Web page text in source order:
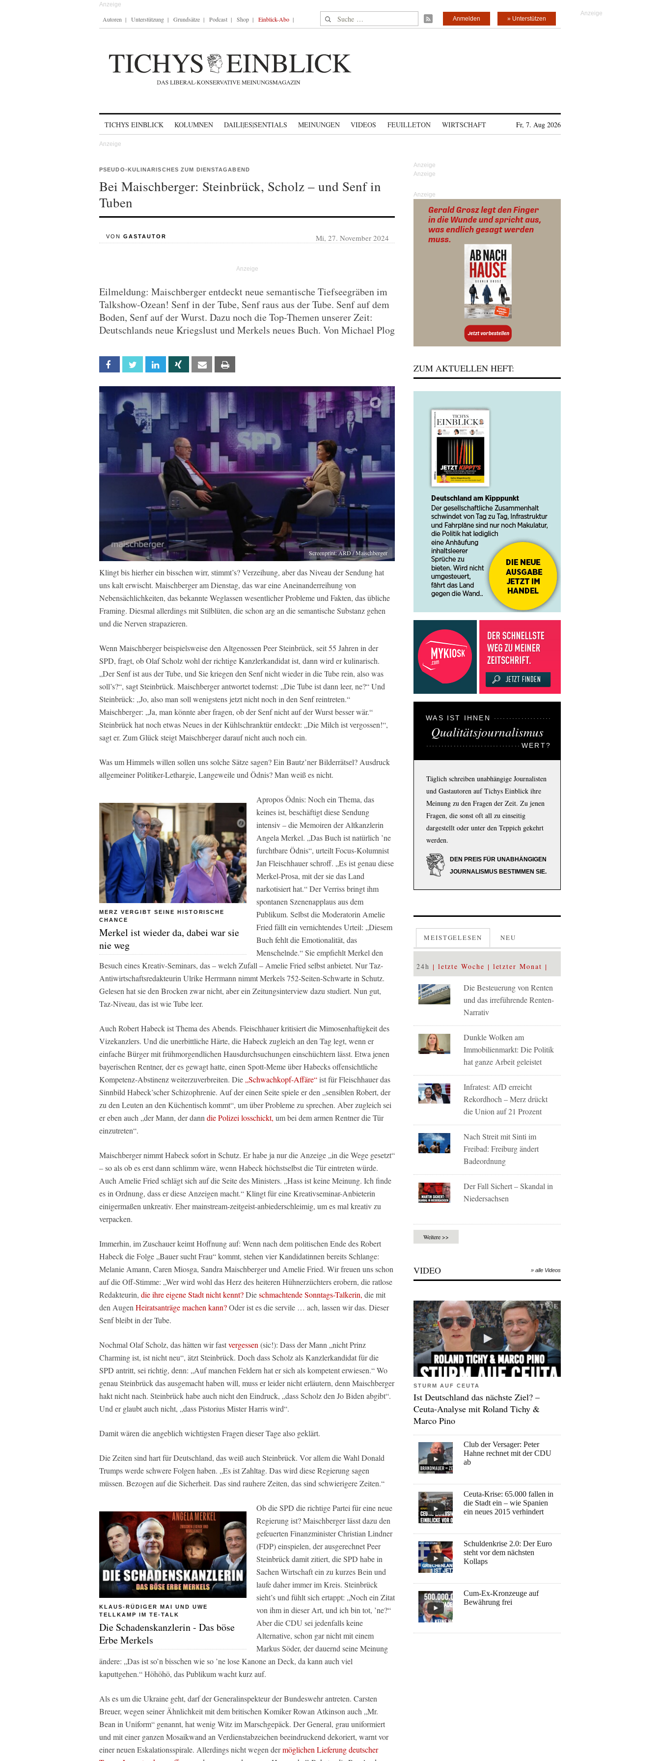
Autoren Unterstützung Grundsätze Podcast Shop Einblick-Abo Suche nach: » Unterstützen
Anmelden
TICHYS EINBLICK KOLUMNEN DAILI|ES|SENTIALS MEINUNGEN VIDEOS FEUILLETON WIRTSCHAFT Fr, 7. Aug 2026
PSEUDO-KULINARISCHES ZUM DIENSTAGABEND
Bei Maischberger: Steinbrück, Scholz – und Senf in
Tuben
VON GASTAUTOR Mi, 27. November 2024
Eilmeldung: Maischberger entdeckt neue semantische Tiefseegräben im
Talkshow-Ozean! Senf in der Tube, Senf raus aus der Tube. Senf auf dem
Boden, Senf auf der Wurst. Dazu noch die Top-Themen unserer Zeit:
Deutschlands neue Kriegslust und Merkels neues Buch. Von Michael Plog
Facebook Twitter Linkedin Xing Email
Screenprint: ARD / Maischberger
Klingt bis hierher ein bisschen wirr, stimmt’s? Verzeihung, aber das Niveau der Sendung hat
uns kalt erwischt. Maischberger am Dienstag, das war eine Aneinanderreihung von
Nebensächlichkeiten, das bekannte Weglassen wesentlicher Probleme und Fakten, das übliche
Framing. Diesmal allerdings mit Stilblüten, die schon arg an die semantische Substanz gehen
und die Nerven strapazieren.
Wenn Maischberger beispielsweise den Altgenossen Peer Steinbrück, seit 55 Jahren in der
SPD, fragt, ob Olaf Scholz wohl der richtige Kanzlerkandidat ist, dann wird er kulinarisch.
„Der Senf ist aus der Tube, und Sie kriegen den Senf nicht wieder in die Tube rein, also was
soll’s?“, sagt Steinbrück. Maischberger antwortet todernst: „Die Tube ist dann leer, ne?“ Und
Steinbrück: „Jo, also man soll wenigstens jetzt nicht noch in den Senf reintreten.“
Maischberger: „Ja, man könnte aber fragen, ob der Senf nicht auf der Wurst besser wär.“
Steinbrück hat noch etwas Neues in der Kühlschranktür entdeckt: „Die Milch ist vergossen!“,
sagt er. Zum Glück steigt Maischberger darauf nicht auch noch ein.
Was um Himmels willen sollen uns solche Sätze sagen? Ein Bautz’ner Bilderrätsel? Ausdruck
allgemeiner Politiker-Lethargie, Langeweile und Ödnis? Man weiß es nicht.
MERZ VERGIBT SEINE HISTORISCHE
CHANCE
Merkel ist wieder da, dabei war sie
nie weg
Apropos Ödnis: Noch ein Thema, das
keines ist, beschäftigt diese Sendung
intensiv – die Memoiren der Altkanzlerin
Angela Merkel. „Das Buch ist natürlich ’ne
furchtbare Ödnis“, urteilt Focus-Kolumnist
Jan Fleischhauer schroff. „Es ist genau diese
Merkel-Prosa, mit der sie das Land
narkotisiert hat.“ Der Verriss bringt ihm
spontanen Szenenapplaus aus dem
Publikum. Selbst die Moderatorin Amelie
Fried fällt ein vernichtendes Urteil: „Diesem
Buch fehlt die Emotionalität, das
Menschelnde.“ Sie empfiehlt Merkel den
Besuch eines Kreativ-Seminars, das – welch Zufall – Amelie Fried selbst anbietet. Nur Taz-
Antiwirtschaftsredakteurin Ulrike Herrmann nimmt Merkels 752-Seiten-Schwarte in Schutz.
Gelesen hat sie den Brocken zwar nicht, aber ein Zeitungsinterview dazu studiert. Nun gut,
Taz-Niveau, das ist wie Tube leer.
Auch Robert Habeck ist Thema des Abends. Fleischhauer kritisiert die Mimosenhaftigkeit des
Vizekanzlers. Und die unerbittliche Härte, die Habeck zugleich an den Tag legt, wenn er
einfache Bürger mit frühmorgendlichen Hausdurchsuchungen einschüchtern lässt. Etwa jenen
bayerischen Rentner, der es gewagt hatte, einen Spott-Meme über Habecks offensichtliche
Kompetenz-Abstinenz weiterzuverbreiten. Die„Schwachkopf-Affäre“ist für Fleischhauer das
Sinnbild Habeck’scher Schizophrenie. Auf der einen Seite spiele er den „sensiblen Robert, der
zu den Leuten an den Küchentisch kommt“, um über Probleme zu sprechen. Aber zugleich sei
er eben auch „der Mann, der danndie Polizei losschickt, um bei dem armen Rentner die Tür
einzutreten“.
Maischberger nimmt Habeck sofort in Schutz. Er habe ja nur die Anzeige „in die Wege gesetzt“
– so als ob es erst dann schlimm wäre, wenn Habeck höchstselbst die Tür eintreten würde.
Auch Amelie Fried schlägt sich auf die Seite des Ministers. „Hass ist keine Meinung. Ich finde
es in Ordnung, dass er diese Anzeigen macht.“ Klingt für eine Kreativseminar-Anbieterin
einigermaßen unkreativ. Eher mainstream-zeitgeist-anbiederschleimig, um es mal kreativ zu
verpacken.
Immerhin, im Zuschauer keimt Hoffnung auf: Wenn nach dem politischen Ende des Robert
Habeck die Folge „Bauer sucht Frau“ kommt, stehen vier Kandidatinnen bereits Schlange:
Melanie Amann, Caren Miosga, Sandra Maischberger und Amelie Fried. Wir freuen uns schon
auf die Off-Stimme: „Wer wird wohl das Herz des heiteren Hühnerzüchters erobern, die ratlose
Redakteurin, die ihre eigene Stadt nicht kennt?Dieschmachtende Sonntags-Talkerin, die mit
den AugenHeiratsanträge machen kann?Oder ist es die servile … ach, lassen wir das. Dieser
Senf bleibt in der Tube.
Nochmal Olaf Scholz, das hätten wir fastvergessen(sic!): Dass der Mann „nicht Prinz
Charming ist, ist nicht neu“, ätzt Steinbrück. Doch dass Scholz als Kanzlerkandidat für die
SPD antritt, sei richtig, denn: „Auf manchen Feldern hat er sich als kompetent erwiesen.“ Wo
genau Steinbrück das ausgemacht haben will, muss er leider nicht erläutern, denn Maischberger
hakt nicht nach. Steinbrück habe auch nicht den Eindruck, „dass Scholz den Jo Biden abgibt“.
Und er glaubt auch nicht, „dass Pistorius Mister Harris wird“.
Damit wären die angeblich wichtigsten Fragen dieser Tage also geklärt.
Die Zeiten sind hart für Deutschland, das weiß auch Steinbrück. Vor allem die Wahl Donald
Trumps werde schwere Folgen haben. „Es ist Zahltag. Das wird diese Regierung sagen
müssen. Bezogen auf die Sicherheit. Das sind rauhere Zeiten, das sind schwierigere Zeiten.“
KLAUS-RÜDIGER MAI UND UWE
TELLKAMP IM TE-TALK
Die Schadenskanzlerin - Das böse
Erbe Merkels
Ob die SPD die richtige Partei für eine neue
Regierung ist? Maischberger lässt dazu den
gefeuerten Finanzminister Christian Lindner
(FDP) einspielen, der ausgerechnet Peer
Steinbrück damit zitiert, die SPD habe in
Sachen Wirtschaft ein zu kurzes Bein und
laufe daher immer im Kreis. Steinbrück
sieht’s und fühlt sich ertappt: „Noch ein Zitat
von ihm in dieser Art, und ich bin tot, ’ne?“
Aber die CDU sei jedenfalls keine
Alternative, schon gar nicht mit einem
Markus Söder, der dauernd seine Meinung
ändere: „Das ist so’n bisschen wie so ’ne lose Kanone an Deck, da kann auch viel
kaputtgehen.“ Höhöhö, das Publikum wacht kurz auf.
Als es um die Ukraine geht, darf der Generalinspekteur der Bundeswehr antreten. Carsten
Breuer, wegen seiner Ähnlichkeit mit dem britischen Komiker Rowan Atkinson auch „Mr.
Bean in Uniform“ genannt, hat wenig Witz im Marschgepäck. Der General, grau uniformiert
und mit einer ganzen Mosaikwand an Verdienstabzeichen beeindruckend dekoriert, warnt vor
einer neuen Eskalationsspirale. Allerdings nicht wegen dermöglichen Lieferung deutscher
Anzeige
ZUM AKTUELLEN HEFT:
WAS IST IHNEN
Qualitätsjournalismus
WERT?
Täglich schreiben unabhängige Journalisten
und Gastautoren auf Tichys Einblick ihre
Meinung zu den Fragen der Zeit. Zu jenen
Fragen, die sonst oft all zu einseitig
dargestellt oder unter den Teppich gekehrt
werden.
DEN PREIS FÜR UNABHÄNGIGEN
JOURNALISMUS BESTIMMEN SIE.
MEISTGELESEN NEU
24h letzte Woche letzter Monat
Die Besteuerung von Renten
und das irreführende Renten-
Narrativ
Dunkle Wolken am
Immobilienmarkt: Die Politik
hat ganze Arbeit geleistet
Infratest: AfD erreicht
Rekordhoch – Merz drückt
die Union auf 21 Prozent
Nach Streit mit Sinti im
Freibad: Freiburg ändert
Badeordnung
Der Fall Sichert – Skandal in
Niedersachsen
Weitere >>
VIDEO » alle Videos
STURM AUF CEUTA
Ist Deutschland das nächste Ziel? –
Ceuta-Analyse mit Roland Tichy &
Marco Pino
Club der Versager: Peter
Hahne rechnet mit der CDU
ab
Ceuta-Krise: 65.000 fallen in
die Stadt ein – wie Spanien
ein neues 2015 verhindert
Schuldenkrise 2.0: Der Euro
steht vor dem nächsten
Kollaps
Cum-Ex-Kronzeuge auf
Bewährung frei